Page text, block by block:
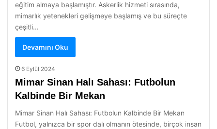
eğitim almaya başlamıştır. Askerlik hizmeti sırasında,
mimarlık yetenekleri gelişmeye başlamış ve bu süreçte
çeşitli…
Devamını Oku
6 Eylül 2024
Mimar Sinan Halı Sahası: Futbolun
Kalbinde Bir Mekan
Mimar Sinan Halı Sahası: Futbolun Kalbinde Bir Mekan
Futbol, yalnızca bir spor dalı olmanın ötesinde, birçok insan